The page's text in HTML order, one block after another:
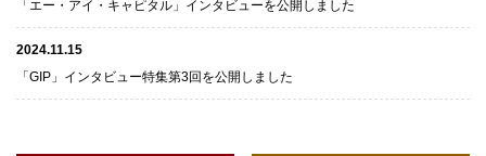
「エー・アイ・キャピタル」インタビューを公開しました
2024.11.15
「GIP」インタビュー特集第3回を公開しました